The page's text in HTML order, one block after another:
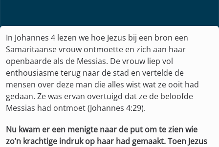
In Johannes 4 lezen we hoe Jezus bij een bron een
Samaritaanse vrouw ontmoette en zich aan haar
openbaarde als de Messias. De vrouw liep vol
enthousiasme terug naar de stad en vertelde de
mensen over deze man die alles wist wat ze ooit had
gedaan. Ze was ervan overtuigd dat ze de beloofde
Messias had ontmoet (Johannes 4:29).
Nu kwam er een menigte naar de put om te zien wie
zo’n krachtige indruk op haar had gemaakt. Toen Jezus